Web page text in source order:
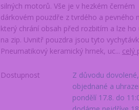
silných motorů. Vše je v hezkém černém
dárkovém pouzdře z tvrdého a pevného
který chrání obsah před rozbitím a lze ho
na zip. Uvnitř pouzdra jsou tyto
Pneumatikový keramický hrnek, uc... celý
Dostupnost
Z důvodu
objednané a
pondělí 17.8. do